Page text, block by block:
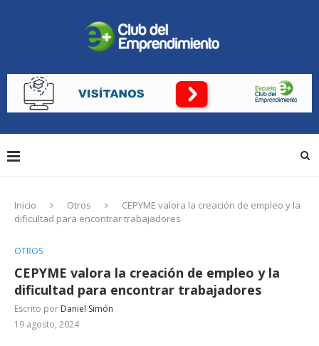
Inicio Otros
CEPYME valora la creación de empleo y la
dificultad para encontrar trabajadores
OTROS
CEPYME valora la creación de empleo y la
dificultad para encontrar trabajadores
Escrito por Daniel Simón
19 agosto, 2024